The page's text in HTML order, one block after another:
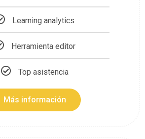
Learning analytics
Herramienta editor
Top asistencia
Más información